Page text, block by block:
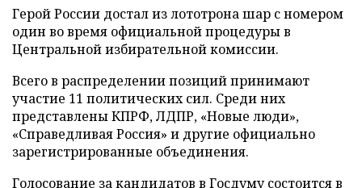
Герой России достал из лототрона шар с номером
один во время официальной процедуры в
Центральной избирательной комиссии.
Всего в распределении позиций принимают
участие 11 политических сил. Среди них
представлены КПРФ, ЛДПР, «Новые люди»,
«Справедливая Россия» и другие официально
зарегистрированные объединения.
Голосование за кандидатов в Госдуму состоится в